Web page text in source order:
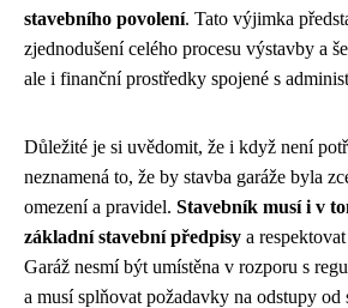
stavebního povolení. Tato výjimka
zjednodušení celého procesu výstavby a
ale i finanční prostředky spojené s
Důležité je si uvědomit, že i když není
neznamená to, že by stavba garáže byla
omezení a pravidel. Stavebník musí i v
základní stavební předpisy a
Garáž nesmí být umístěna v rozporu s
a musí splňovat požadavky na odstupy od